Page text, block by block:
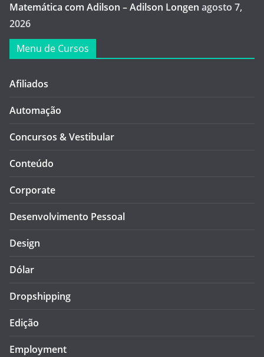
Matemática com Adilson – Adilson Longen agosto 7,
2026
Menu de Cursos
Afiliados
Automação
Concursos & Vestibular
Conteúdo
Corporate
Desenvolvimento Pessoal
Design
Dólar
Dropshipping
Edição
Employment